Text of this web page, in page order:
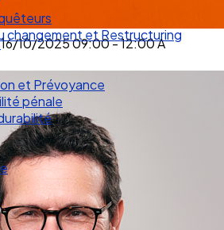
changement et Restructuring
et Prévoyance
pénale
16/10/202509:00 - 12:00A